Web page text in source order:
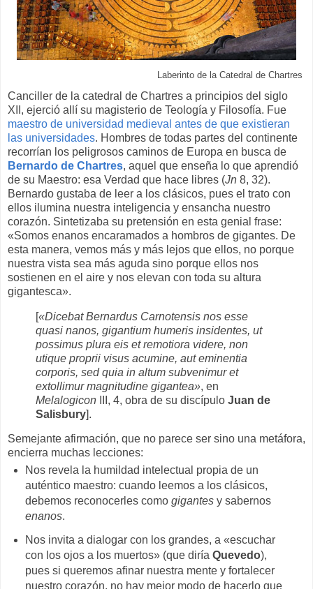
Laberinto de la Catedral de Chartres
Canciller de la catedral de Chartres a principios del siglo
XII, ejerció allí su magisterio de Teología y Filosofía. Fue
maestro de universidad medieval antes de que existieran
las universidades. Hombres de todas partes del continente
recorrían los peligrosos caminos de Europa en busca de
Bernardo de Chartres, aquel que enseña lo que aprendió
de su Maestro: esa Verdad que hace libres (Jn 8, 32).
Bernardo gustaba de leer a los clásicos, pues el trato con
ellos ilumina nuestra inteligencia y ensancha nuestro
corazón. Sintetizaba su pretensión en esta genial frase:
«Somos enanos encaramados a hombros de gigantes. De
esta manera, vemos más y más lejos que ellos, no porque
nuestra vista sea más aguda sino porque ellos nos
sostienen en el aire y nos elevan con toda su altura
gigantesca».
[«Dicebat Bernardus Carnotensis nos esse
quasi nanos, gigantium humeris insidentes, ut
possimus plura eis et remotiora videre, non
utique proprii visus acumine, aut eminentia
corporis, sed quia in altum subvenimur et
extollimur magnitudine gigantea», en
Melalogicon III, 4, obra de su discípulo Juan de
Salisbury].
Semejante afirmación, que no parece ser sino una metáfora,
encierra muchas lecciones:
Nos revela la humildad intelectual propia de un
auténtico maestro: cuando leemos a los clásicos,
debemos reconocerles como gigantesy sabernos
enanos.
Nos invita a dialogar con los grandes, a «escuchar
con los ojos a los muertos» (que diría Quevedo),
pues si queremos afinar nuestra mente y fortalecer
nuestro corazón, no hay mejor modo de hacerlo que